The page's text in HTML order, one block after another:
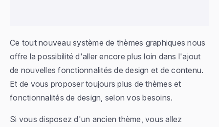
Ce tout nouveau système de thèmes graphiques nous
offre la possibilité d'aller encore plus loin dans l'ajout
de nouvelles fonctionnalités de design et de contenu.
Et de vous proposer toujours plus de thèmes et
fonctionnalités de design, selon vos besoins.
Si vous disposez d'un ancien thème, vous allez